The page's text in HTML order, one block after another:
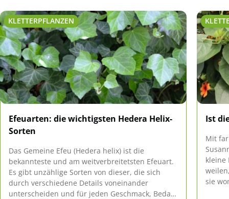
KLETTERPFLANZEN
Efeuarten: die wichtigsten Hedera Helix-
Sorten
Das Gemeine Efeu (Hedera helix) ist die
bekannteste und am weitverbreitetsten Efeuart.
Es gibt unzählige Sorten von dieser, die sich
durch verschiedene Details voneinander
unterscheiden und für jeden Geschmack, Bedarf
Ist
Mit
kleine
sie